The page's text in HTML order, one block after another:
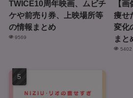
TWICE10周年映画、ムビチ
ケや前売り券、上映場所等
の情報まとめ
9569
【
痩せ
変化
まと
5402